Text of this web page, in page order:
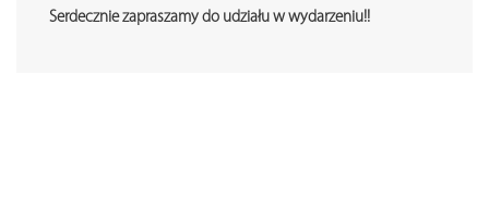
Serdecznie zapraszamy do udziału w wydarzeniu!!